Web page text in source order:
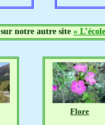
Flore
notre autre site «